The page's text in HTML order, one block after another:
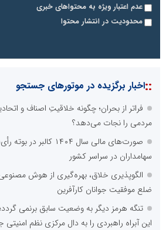
عدم اعتبار ویژه به محتواهای خبری
محدودیت در انتشار محتوا
::اخبار برگزیده در موتورهای جستجو
فراتر از بحران؛ چگونه خلاقیتِ اصناف و
مردمی را نجات می‌دهد؟
صورت‌های مالی سال ۱۴۰۴
سهامداران در سراسر کشور
الگوپذیری خلاق، بهره‌گیری از هوش
ضلع موفقیت جوانان کارآفرین
تنگه هرمز دیگر به وضعیت سابق برنمی
این آبراه راهبردی را به دال مرکزی نظم